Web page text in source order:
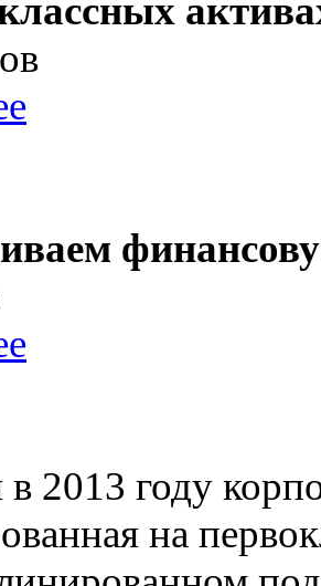
2013 году
на